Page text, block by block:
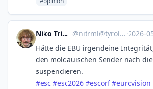
Niko Trimmel @nitrml@tyrol.social ·2026-
Hätte die EBU irgendeine
den moldauischen Sender nach
suspendieren.
#esc #esc2026 #escorf #eurovision